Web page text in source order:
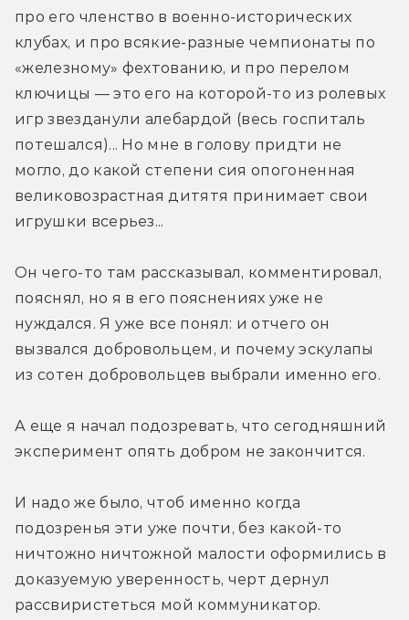
про его членство в военно-исторических
клубах, и про всякие-разные чемпионаты по
«железному» фехтованию, и про перелом
ключицы — это его на которой-то из ролевых
игр звезданули алебардой (весь госпиталь
потешался)... Но мне в голову придти не
могло, до какой степени сия опогоненная
великовозрастная дитятя принимает свои
игрушки всерьез...
Он чего-то там рассказывал, комментировал,
пояснял, но я в его пояснениях уже не
нуждался. Я уже все понял: и отчего он
вызвался добровольцем, и почему эскулапы
из сотен добровольцев выбрали именно его.
А еще я начал подозревать, что сегодняшний
эксперимент опять добром не закончится.
И надо же было, чтоб именно когда
подозренья эти уже почти, без какой-то
ничтожно ничтожной малости оформились в
доказуемую уверенность, черт дернул
рассвиристеться мой коммуникатор.